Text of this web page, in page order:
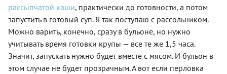
рассыпчатой каши, практически до готовности, а потом
запустить в готовый суп. Я так поступаю с рассольником.
Можно варить, конечно, сразу в бульоне, но нужно
учитывать время готовки крупы — все те же 1,5 часа.
Значит, запускать нужно будет вместе с мясом. И бульон в
этом случае не будет прозрачным. А вот если перловка